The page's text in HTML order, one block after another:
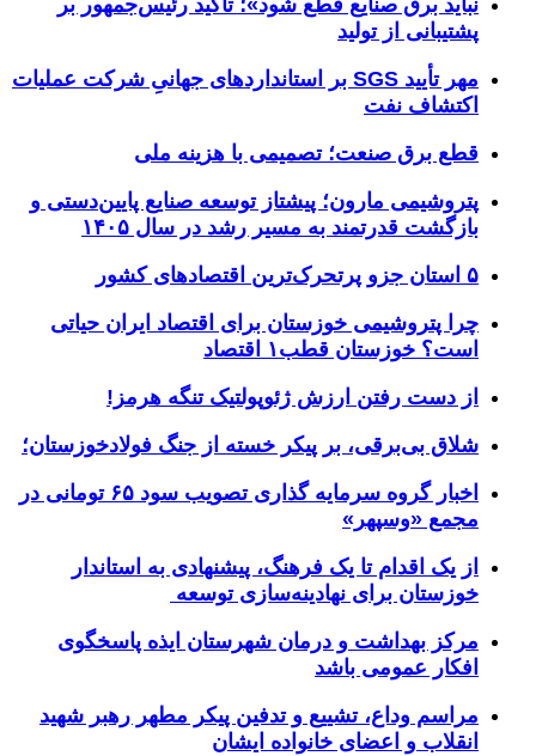
نباید برق صنایع قطع شود»؛ تأکید رئیس‌جمهور بر
پشتیبانی از تولید
مهر تأیید SGS بر استانداردهای جهانیِ شرکت عملیات
اکتشاف نفت
قطع برق صنعت؛ تصمیمی با هزینه ملی
پتروشیمی مارون؛ پیشتاز توسعه صنایع پایین‌دستی و
بازگشت قدرتمند به مسیر رشد در سال ۱۴۰۵
۵ استان جزو پرتحرک‌ترین اقتصاد‌های کشور
چرا پتروشیمی خوزستان برای اقتصاد ایران حیاتی
است؟ خوزستان قطب۱ اقتصاد
از دست رفتن ارزش ژئوپولتیک تنگه هرمز!
شلاق‌ بی‌برقی، بر پیکر خسته‌ از جنگ فولادخوزستان؛
اخبار گروه سرمایه گذاری تصویب سود ۶۵ تومانی در
مجمع «وسپهر»
از یک اقدام تا یک فرهنگ، پیشنهادی به استاندار
خوزستان برای نهادینه‌سازی توسعه
مرکز بهداشت و درمان شهرستان ایذه پاسخگوی
افکار عمومی باشد
مراسم وداع، تشییع و تدفین پیکر مطهر رهبر شهید
انقلاب و اعضای خانواده ایشان